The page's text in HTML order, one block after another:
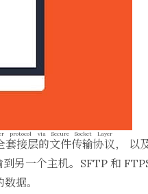
套接层的文件传输协议
protocol via Secure Socket Layer
， 以
另一个主机。SFTP 和
据。